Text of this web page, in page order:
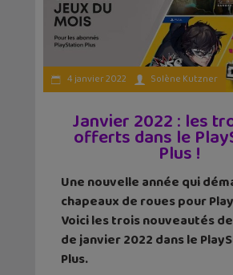
4 janvier 2022 Solène Kutzner
Janvier 2022 : les
offerts dans le
Plus !
Une nouvelle année qui
chapeaux de roues pour
Voici les trois nouveautés
de janvier 2022 dans le
Plus.